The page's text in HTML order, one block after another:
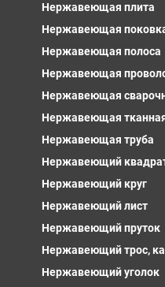
Нержавеющая плита
Нержавеющая
Нержавеющая полоса
Нержавеющая
Нержавеющая
Нержавеющая
Нержавеющая труба
Нержавеющий
Нержавеющий круг
Нержавеющий лист
Нержавеющий пруток
Нержавеющий трос,
Нержавеющий уголок